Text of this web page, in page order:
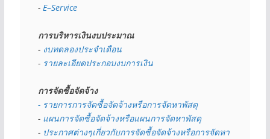
- E–Service
การบริหารเงินงบประมาณ
- งบทดลองประจำเดือน
- รายละเอียดประกอบงบการเงิน
การจัดซื้อจัดจ้าง
- รายการการจัดซื้อจัดจ้างหรือการจัดหาพัสดุ
- แผนการจัดซื้อจัดจ้างหรือแผนการจัดหาพัสดุ
- ประกาศต่างๆเกี่ยวกับการจัดซื้อจัดจ้างหรือการจัดหา